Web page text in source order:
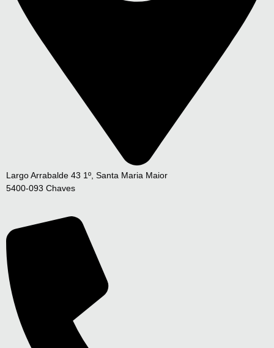
Largo Arrabalde 43 1º, Santa Maria Maior
5400-093 Chaves